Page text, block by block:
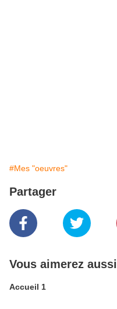
#Mes "oeuvres"
Partager
Vous aimerez aussi
Accueil 1